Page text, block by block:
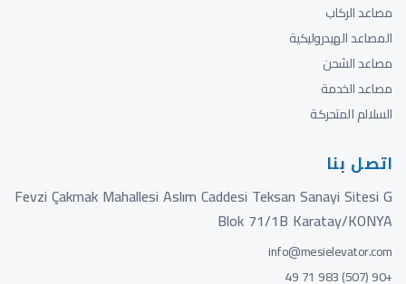
مصاعد الركاب
المصاعد الهيدروليكية
مصاعد الشحن
مصاعد الخدمة
السلالم المتحركة
اتصل بنا
Fevzi Çakmak Mahallesi Aslım Caddesi Teksan Sanayi Sitesi G
Blok 71/1B Karatay/KONYA
info@mesielevator.com